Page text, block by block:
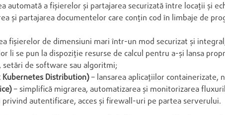
automată a fișierelor și partajarea securizată între locații și
și partajarea documentelor care conțin cod în limbaje de
fișierelor de dimensiuni mari într-un mod securizat și
li se pun la dispoziție resurse de calcul pentru a-și lansa
de software sau algoritmi;
Kubernetes Distribution)– lansarea aplicațiilor containerizate,
– simplifică migrarea, automatizarea și monitorizarea
autentificare, acces și firewall-uri pe partea serverului.